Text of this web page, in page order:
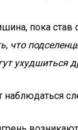
пока став
что
ухудшиться
наблюдаться